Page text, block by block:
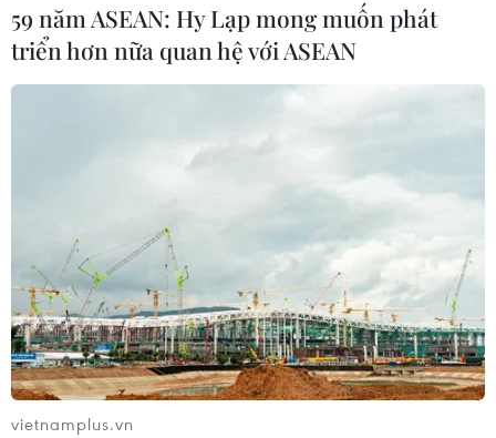
59 năm ASEAN: Hy Lạp mong muốn phát
triển hơn nữa quan hệ với ASEAN
vietnamplus.vn